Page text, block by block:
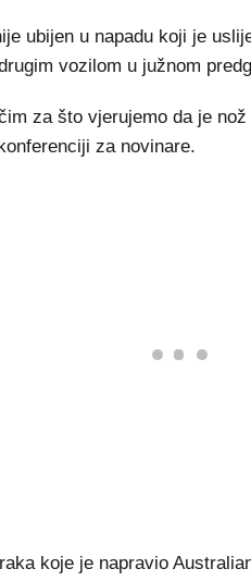
ubijen u napadu koji je
vozilom u južnom
za što vjerujemo da je
za novinare.
koje je napravio